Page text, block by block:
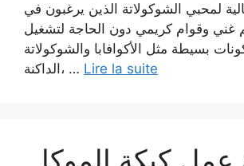
لمحبي الشوكولاتة الذين يرغبون في
غني وقوام كريمي دون الحاجة لتشغيل
بسيطة مثل الأكوافابا والشوكولاتة
الداكنة، … Lire la suite